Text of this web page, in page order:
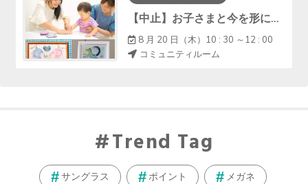
【中止】お子さまと今を形に『手形アート・ﾌｧｰｽﾄｶｯﾄｱｰﾄ』
8 月 20 日（木）10 : 30 ～12 : 00
コミュニティルーム
Trend Tag
サングラス ポイント メガネ